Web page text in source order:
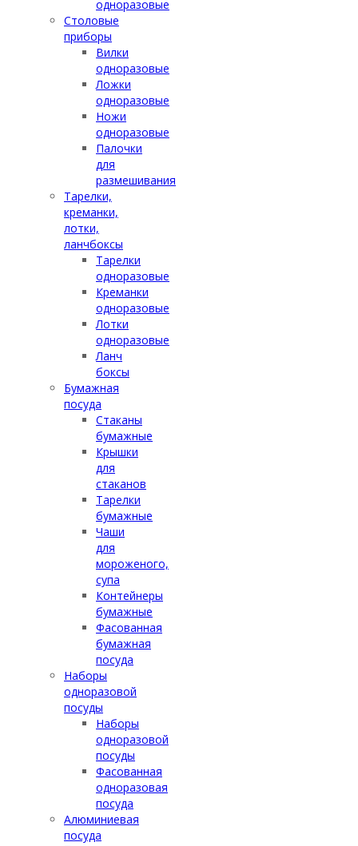
одноразовые
Столовые
приборы
Вилки
одноразовые
Ложки
одноразовые
Ножи
одноразовые
Палочки
для
размешивания
Тарелки,
креманки,
лотки,
ланчбоксы
Тарелки
одноразовые
Креманки
одноразовые
Лотки
одноразовые
Ланч
боксы
Бумажная
посуда
Стаканы
бумажные
Крышки
для
стаканов
Тарелки
бумажные
Чаши
для
мороженого,
супа
Контейнеры
бумажные
Фасованная
бумажная
посуда
Наборы
одноразовой
посуды
Наборы
одноразовой
посуды
Фасованная
одноразовая
посуда
Алюминиевая
посуда